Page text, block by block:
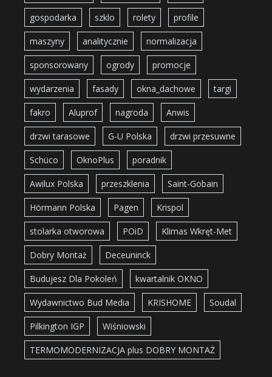
gospodarka szklo rolety profile
maszyny analitycznie normalizacja
sponsorowany ogrody promocje
wydarzenia fasady okna_dachowe targi
fakro Aluprof nagroda Anwis
drzwi tarasowe G-U Polska drzwi przesuwne
Schüco OknoPlus poradnik
Awilux Polska przeszklenia Saint-Gobain
Hörmann Polska Pagen Krispol
stolarka otworowa POiD Klimas Wkręt-Met
Dobry Montaż Deceuninck
Budujesz Dla Pokoleń kwartalnik OKNO
Wydawnictwo Bud Media KRISHOME Soudal
Pilkington IGP Wiśniowski
TERMOMODERNIZACJA plus DOBRY MONTAŻ